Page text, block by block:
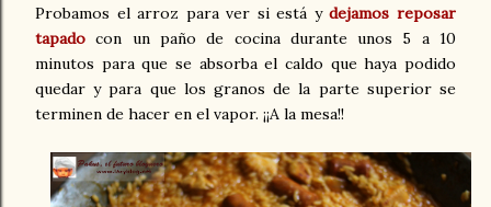
Probamos el arroz para ver si está ydejamos reposar
tapado con un paño de cocina durante unos 5 a 10
minutos para que se absorba el caldo que haya podido
quedar y para que los granos de la parte superior se
terminen de hacer en el vapor. ¡¡A la mesa!!